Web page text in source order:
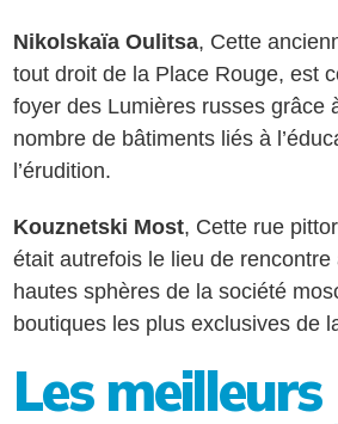
Nikolskaïa Oulitsa, Cette
tout droit de la Place Rouge, est
foyer des Lumières russes grâce
nombre de bâtiments liés à
l’érudition.
Kouznetski Most, Cette rue
était autrefois le lieu de
hautes sphères de la société
boutiques les plus exclusives de
Les meilleurs